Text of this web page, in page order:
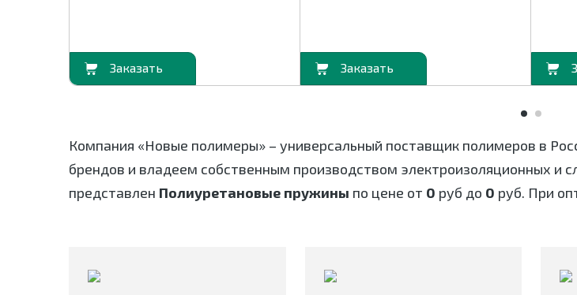
В корзину В корзину В корзину
Компания «Новые полимеры» – универсальный поставщик полимеров в
брендов и владеем собственным производством электроизоляционных и
представлен Полиуретановые пружины по цене от 0 руб до 0 руб. При